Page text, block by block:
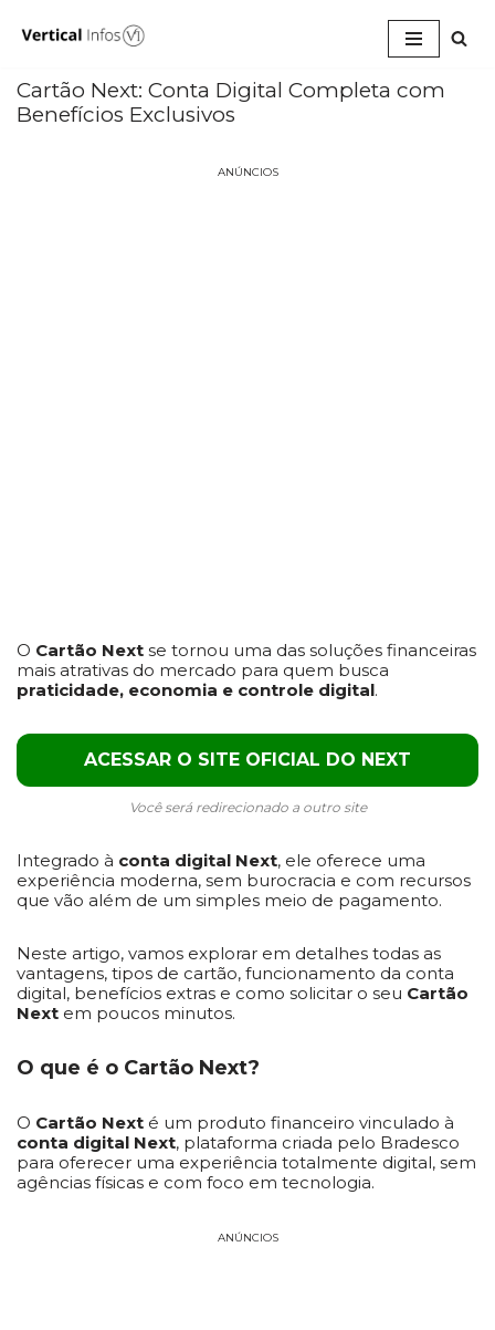
para
o
conteúdo
Cartão Next: Conta Digital Completa com
Benefícios Exclusivos
ANÚNCIOS
O Cartão Next se tornou uma das soluções financeiras
mais atrativas do mercado para quem busca
praticidade, economia e controle digital.
ACESSAR O SITE OFICIAL DO NEXT
Você será redirecionado a outro site
Integrado à conta digital Next, ele oferece uma
experiência moderna, sem burocracia e com recursos
que vão além de um simples meio de pagamento.
Neste artigo, vamos explorar em detalhes todas as
vantagens, tipos de cartão, funcionamento da conta
digital, benefícios extras e como solicitar o seu Cartão
Next em poucos minutos.
O que é o Cartão Next?
O Cartão Next é um produto financeiro vinculado à
conta digital Next, plataforma criada pelo Bradesco
para oferecer uma experiência totalmente digital, sem
agências físicas e com foco em tecnologia.
ANÚNCIOS